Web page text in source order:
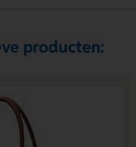
producten: